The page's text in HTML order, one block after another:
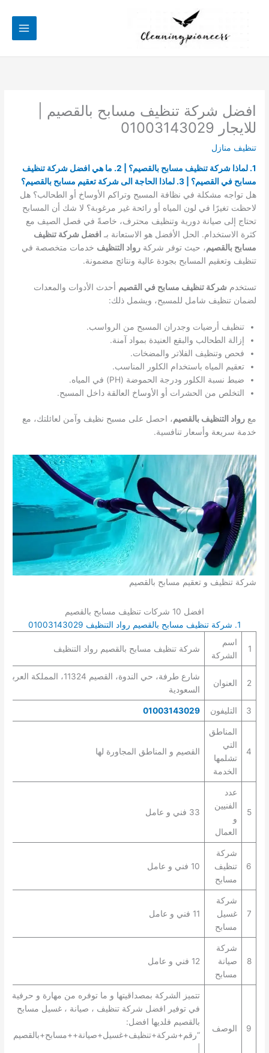
افضل شركة تنظيف مسابح بالقصيم |
للايجار 01003143029
تنظيف منازل
1. لماذا شركة تنظيف مسابح بالقصيم؟ | 2. ما هي افضل شركة تنظيف
مسابح في القصيم؟ | 3. لماذا الحاجة الى شركة تعقيم مسابح بالقصيم؟
هل تواجه مشكلة في نظافة المسبح وتراكم الأوساخ أو الطحالب؟ هل
لاحظت تغيرًا في لون المياه أو رائحة غير مرغوبة؟ لا شك أن المسابح
تحتاج إلى صيانة دورية وتنظيف محترف، خاصةً في فصل الصيف مع
كثرة الاستخدام. الحل الأفضل هو الاستعانة بـ افضل شركة تنظيف
مسابح بالقصيم، حيث توفر شركةرواد التنظيف خدمات متخصصة في
تنظيف وتعقيم المسابح بجودة عالية ونتائج مضمونة.
تستخدم شركة تنظيف مسابح في القصيم أحدث الأدوات والمعدات
لضمان تنظيف شامل للمسبح، ويشمل ذلك:
تنظيف أرضيات وجدران المسبح من الرواسب.
إزالة الطحالب والبقع العنيدة بمواد آمنة.
فحص وتنظيف الفلاتر والمضخات.
تعقيم المياه باستخدام الكلور المناسب.
ضبط نسبة الكلور ودرجة الحموضة (PH) في المياه.
التخلص من الحشرات أو الأوساخ العالقة داخل المسبح.
معرواد التنظيف بالقصيم، احصل على مسبح نظيف وآمن لعائلتك، مع
خدمة سريعة وأسعار تنافسية.
شركة تنظيف و تعقيم مسابح بالقصيم
افضل 10 شركات تنظيف مسابح بالقصيم
1. شركة تنظيف مسابح بالقصيم رواد التنظيف 01003143029
1
اسم
الشركة
شركة تنظيف مسابح بالقصيم رواد التنظيف
2 العنوان
شارع طرفة، حي الندوة، القصيم 11324، المملكة العربية
السعودية
3 التليفون 01003143029
4
المناطق
التي
تشلمها
الخدمة
القصيم و المناطق المجاورة لها
5
عدد
الفنيين
و
العمال
33 فني و عامل
6
شركة
تنظيف
مسابح
10 فني و عامل
7
شركة
غسيل
مسابح
11 فني و عامل
8
شركة
صيانة
مسابح
12 فني و عامل
9 الوصف
تتميز الشركة بمصداقيتها و ما توفره من مهارة و حرفية
في توفير افضل شركة تنظيف ، صيانة ، غسيل مسابح
بالقصيم فلديها افضل:
“رقم+شركة+تنظيف+غسيل+صيانة++مسابح+بالقصيم+”